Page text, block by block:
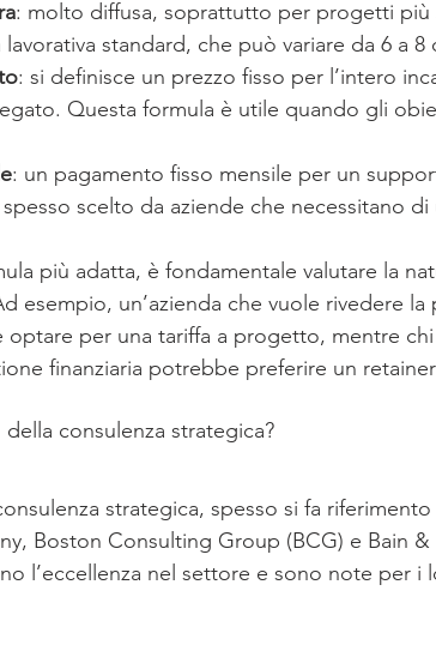
: molto diffusa, soprattutto per progetti più
standard, che può variare da 6 a 8
: si definisce un prezzo fisso per l’intero
Questa formula è utile quando gli
: un pagamento fisso mensile per un
scelto da aziende che necessitano
più adatta, è fondamentale valutare la
esempio, un’azienda che vuole rivedere
per una tariffa a progetto, mentre
finanziaria potrebbe preferire un
consulenza strategica?
strategica, spesso si fa
Boston Consulting Group (BCG) e Bain
l’eccellenza nel settore e sono note per i